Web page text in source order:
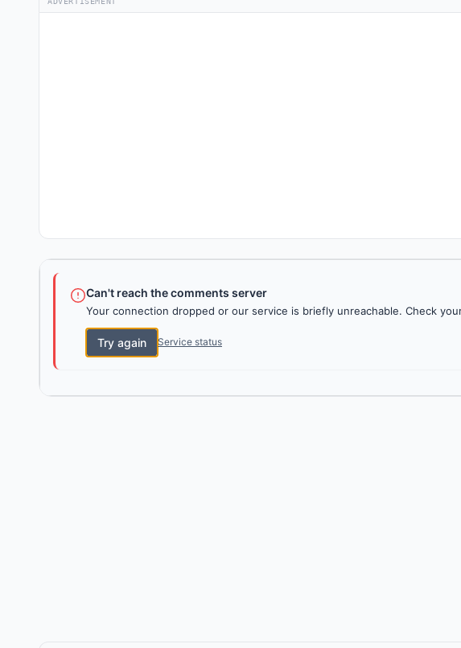
Can't reach the comments server
Your connection dropped or our service is briefly unreachable. Check
Try again Service status